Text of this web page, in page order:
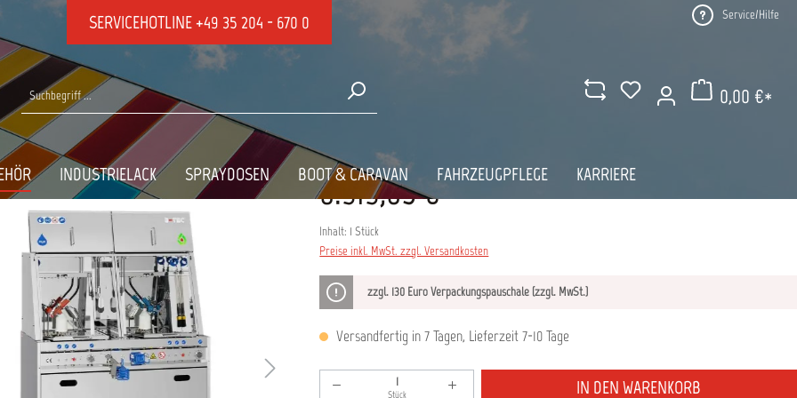
SERVICEHOTLINE+49 35 204 - 670 0 Service/Hilfe
0,00 €*
Warenkorb enthält 0
INDUSTRIELACK SPRAYDOSEN BOOT & CARAVAN FAHRZEUGPFLEGE KARRIERE
8.919,05 €*
Inhalt: 1 Stück
Preise inkl. MwSt. zzgl. Versandkosten
zzgl. 130 Euro Verpackungspauschale (zzgl. MwSt.)
Versandfertig in 7 Tagen, Lieferzeit 7-10 Tage
Produkt Anzahl: Gib den gewünschten Wert ein oder benutze
Stück IN DEN WARENKORB